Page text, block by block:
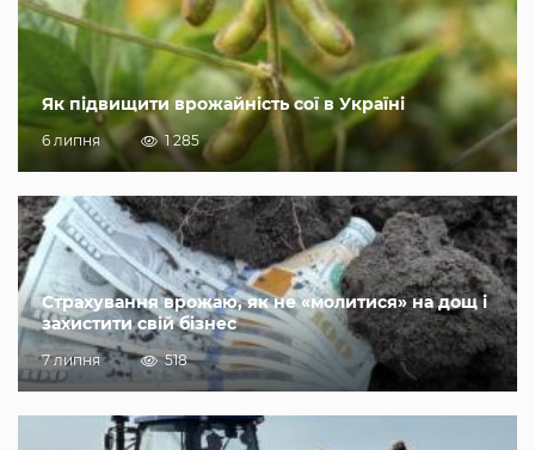
Як підвищити врожайність сої в Україні
6 липня 1 285
Страхування врожаю, як не «молитися» на дощ і
захистити свій бізнес
7 липня 518